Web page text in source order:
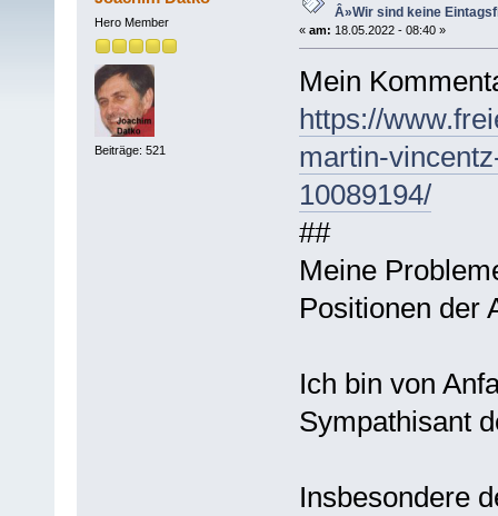
Hero Member
Beiträge: 521
Â»Wir sind keine
« am: 18.05.2022 - 08:40 »
Mein
https://
martin-
10089194/
##
Meine
Positionen der
Ich bin von
Sympathisant
Insbesondere